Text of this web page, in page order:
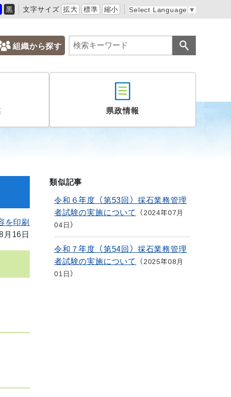
黒 文字サイズ 拡大 標準 縮小 Select Language ▼
組織から探す
県政情報
を印刷
月16日
類似記事
令和６年度（第53回）採石業務管理
者試験の実施について
2024年07月
04日
令和７年度（第54回）採石業務管理
者試験の実施について
2025年08月
01日